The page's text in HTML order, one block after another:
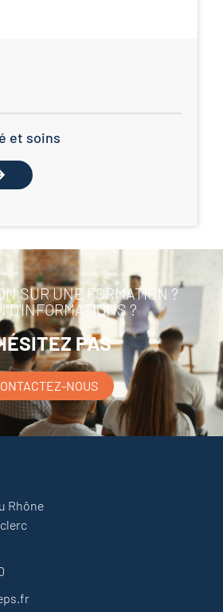
et soins
SUR UNE FORMATION ?
D'INFORMATIONS ?
PAS
NOUS
Rhône